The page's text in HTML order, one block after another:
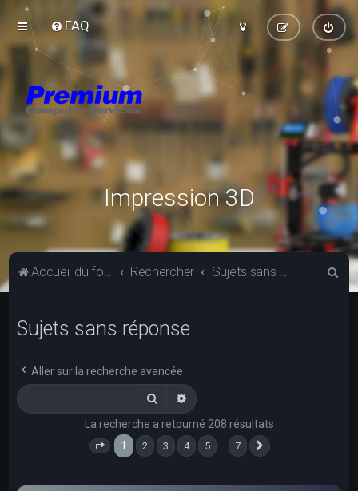
FAQ
Impression 3D
Accueil du forum Rechercher Sujets sans réponse
Sujets sans réponse
Aller sur la recherche avancée
RechercherRecherche avancée
La recherche a retourné 208 résultats
Page 1 sur
1 2 3 4 5 7